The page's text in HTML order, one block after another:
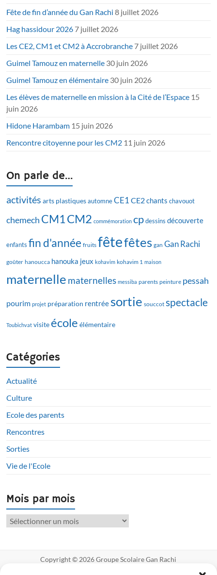
Fête de fin d’année du Gan Rachi 8 juillet 2026
Hag hassidour 2026 7 juillet 2026
Les CE2, CM1 et CM2 à Accrobranche 7 juillet 2026
Guimel Tamouz en maternelle 30 juin 2026
Guimel Tamouz en élémentaire 30 juin 2026
Les élèves de maternelle en mission à la Cité de l’Espace 15
juin 2026
Hidone Harambam 15 juin 2026
Rencontre citoyenne pour les CM2 11 juin 2026
On parle de…
activités arts plastiques automne CE1 CE2chants chavouot
chemech CM1CM2 commémoration cp dessins découverte
enfants fin d'année fruits fêtefêtes gan Gan Rachi
goûter hanoucca hanouka jeux kohavim kohavim 1 maison
maternelle maternelles messiba parents peinture pessah
pourim projet préparation rentrée sortie souccot spectacle
Toubichvat visite école élémentaire
Catégories
Actualité
Culture
Ecole des parents
Rencontres
Sorties
Vie de l'Ecole
Mois par mois
Mois
Copyright © 2026Groupe Scolaire Gan Rachi